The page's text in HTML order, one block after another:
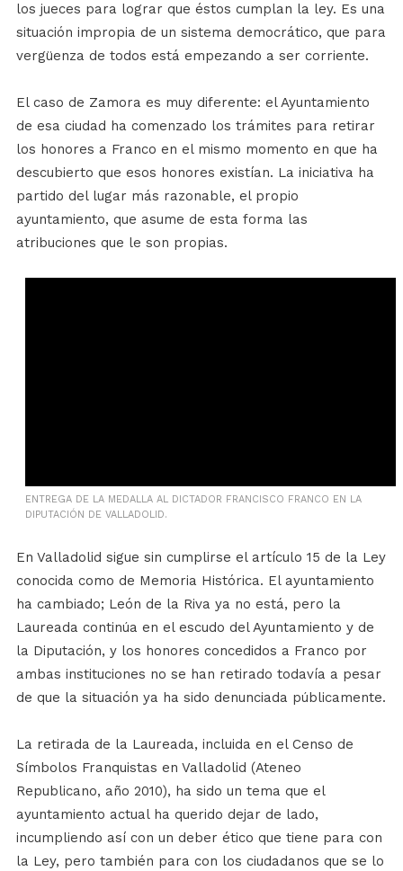
los jueces para lograr que éstos cumplan la ley. Es una
situación impropia de un sistema democrático, que para
vergüenza de todos está empezando a ser corriente.
El caso de Zamora es muy diferente: el Ayuntamiento
de esa ciudad ha comenzado los trámites para retirar
los honores a Franco en el mismo momento en que ha
descubierto que esos honores existían. La iniciativa ha
partido del lugar más razonable, el propio
ayuntamiento, que asume de esta forma las
atribuciones que le son propias.
ENTREGA DE LA MEDALLA AL DICTADOR FRANCISCO FRANCO EN LA
DIPUTACIÓN DE VALLADOLID.
En Valladolid sigue sin cumplirse el artículo 15 de la Ley
conocida como de Memoria Histórica. El ayuntamiento
ha cambiado; León de la Riva ya no está, pero la
Laureada continúa en el escudo del Ayuntamiento y de
la Diputación, y los honores concedidos a Franco por
ambas instituciones no se han retirado todavía a pesar
de que la situación ya ha sido denunciada públicamente.
La retirada de la Laureada, incluida en el Censo de
Símbolos Franquistas en Valladolid (Ateneo
Republicano, año 2010), ha sido un tema que el
ayuntamiento actual ha querido dejar de lado,
incumpliendo así con un deber ético que tiene para con
la Ley, pero también para con los ciudadanos que se lo